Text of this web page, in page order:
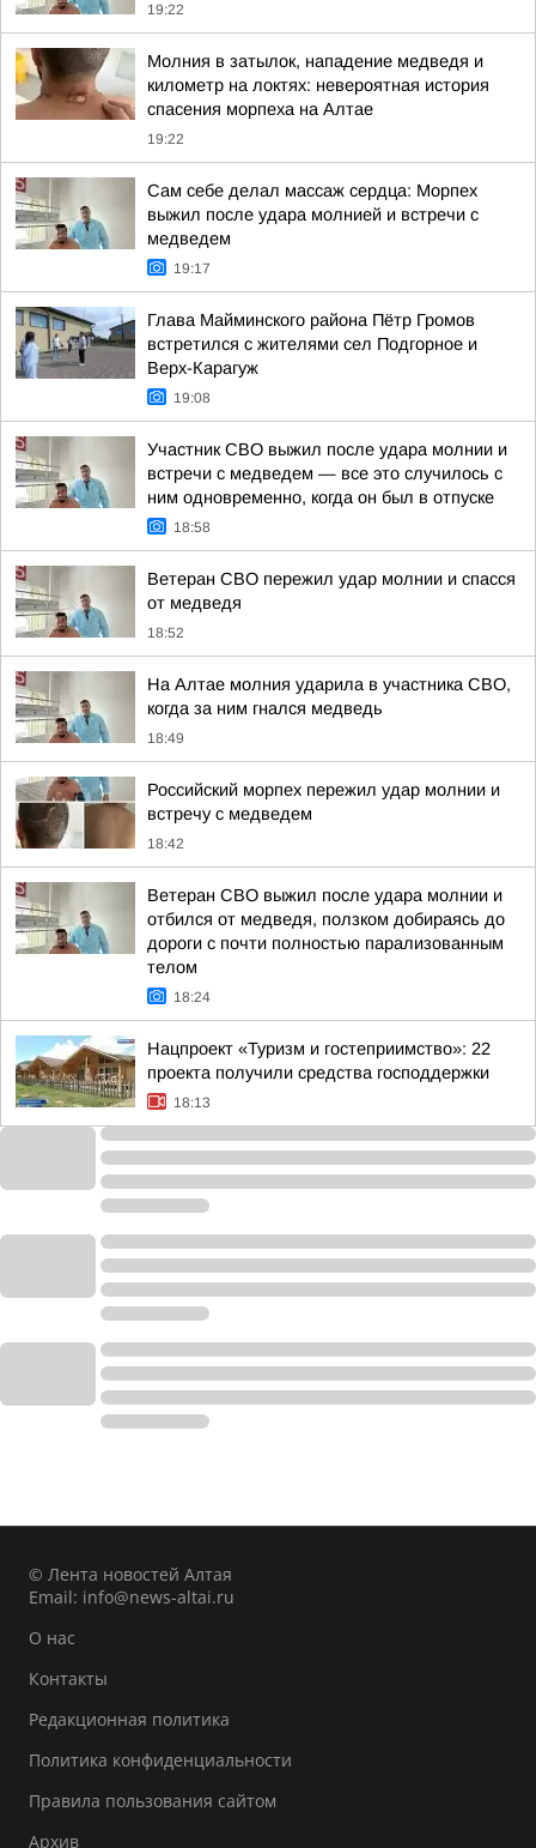
19:22
Молния в затылок, нападение медведя и
километр на локтях: невероятная история
спасения морпеха на Алтае
19:22
Сам себе делал массаж сердца: Морпех
выжил после удара молнией и встречи с
медведем
19:17
Глава Майминского района Пётр Громов
встретился с жителями сел Подгорное и
Верх-Карагуж
19:08
Участник СВО выжил после удара молнии и
встречи с медведем — все это случилось с
ним одновременно, когда он был в отпуске
18:58
Ветеран СВО пережил удар молнии и спасся
от медведя
18:52
На Алтае молния ударила в участника СВО,
когда за ним гнался медведь
18:49
Российский морпех пережил удар молнии и
встречу с медведем
18:42
Ветеран СВО выжил после удара молнии и
отбился от медведя, ползком добираясь до
дороги с почти полностью парализованным
телом
18:24
Нацпроект «Туризм и гостеприимство»: 22
проекта получили средства господдержки
18:13
© Лента новостей Алтая
Email: info@news-altai.ru
О нас
Контакты
Редакционная политика
Политика конфиденциальности
Правила пользования сайтом
Архив